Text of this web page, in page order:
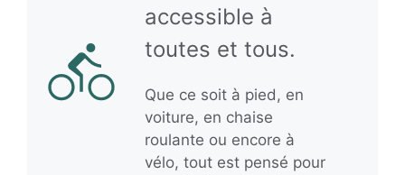
accessible à
toutes et tous.
Que ce soit à pied, en
voiture, en chaise
roulante ou encore à
vélo, tout est pensé pour